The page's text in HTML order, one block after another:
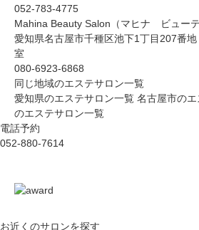
052-783-4775
Mahina Beauty Salon（マヒナ ビュー
愛知県名古屋市千種区池下1丁目207番
室
080-6923-6868
同じ地域のエステサロン一覧
愛知県のエステサロン一覧 名古屋市の
のエステサロン一覧
電話予約
052-880-7614
お近くのサロンを探す